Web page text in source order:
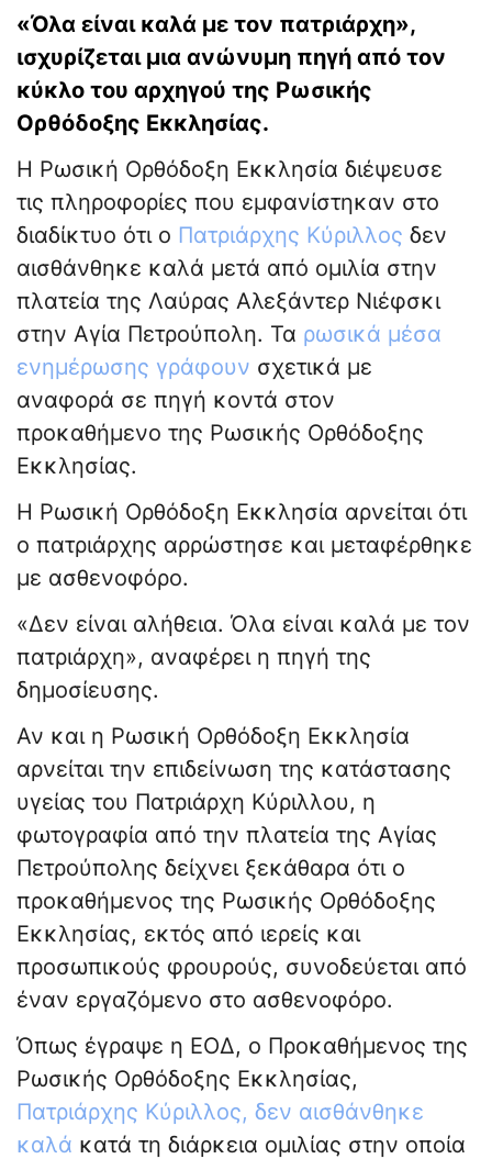
«Όλα είναι καλά με τον πατριάρχη»,
ισχυρίζεται μια ανώνυμη πηγή από τον
κύκλο του αρχηγού της Ρωσικής
Ορθόδοξης Εκκλησίας.
Η Ρωσική Ορθόδοξη Εκκλησία διέψευσε
τις πληροφορίες που εμφανίστηκαν στο
διαδίκτυο ότι ο Πατριάρχης Κύριλλος δεν
αισθάνθηκε καλά μετά από ομιλία στην
πλατεία της Λαύρας Αλεξάντερ Νιέφσκι
στην Αγία Πετρούπολη. Τα ρωσικά μέσα
ενημέρωσης γράφουν σχετικά με
αναφορά σε πηγή κοντά στον
προκαθήμενο της Ρωσικής Ορθόδοξης
Εκκλησίας.
Η Ρωσική Ορθόδοξη Εκκλησία αρνείται ότι
ο πατριάρχης αρρώστησε και μεταφέρθηκε
με ασθενοφόρο.
«Δεν είναι αλήθεια. Όλα είναι καλά με τον
πατριάρχη», αναφέρει η πηγή της
δημοσίευσης.
Αν και η Ρωσική Ορθόδοξη Εκκλησία
αρνείται την επιδείνωση της κατάστασης
υγείας του Πατριάρχη Κύριλλου, η
φωτογραφία από την πλατεία της Αγίας
Πετρούπολης δείχνει ξεκάθαρα ότι ο
προκαθήμενος της Ρωσικής Ορθόδοξης
Εκκλησίας, εκτός από ιερείς και
προσωπικούς φρουρούς, συνοδεύεται από
έναν εργαζόμενο στο ασθενοφόρο.
Όπως έγραψε η ΕΟΔ, ο Προκαθήμενος της
Ρωσικής Ορθόδοξης Εκκλησίας,
Πατριάρχης Κύριλλος, δεν αισθάνθηκε
καλά κατά τη διάρκεια ομιλίας στην οποία